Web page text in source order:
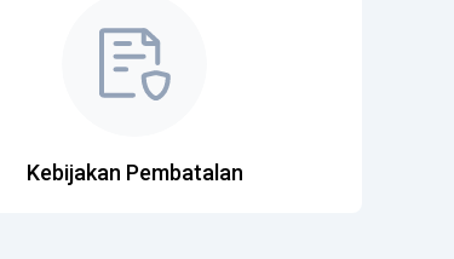
Kebijakan Pembatalan